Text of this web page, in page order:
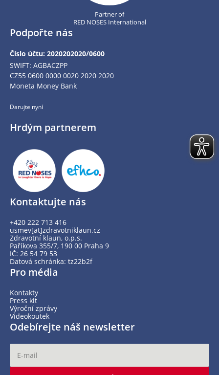
Partner of
RED NOSES International
Podpořte nás
Číslo účtu: 2020202020/0600
SWIFT: AGBACZPP
CZ55 0600 0000 0020 2020 2020
Moneta Money Bank
Darujte nyní
Hrdým partnerem
Kontaktujte nás
+420 222 713 416
usmev[at]zdravotniklaun.cz
Zdravotní klaun, o.p.s.
Paříkova 355/7, 190 00 Praha 9
IČ: 26 54 79 53
Datová schránka: tz22b2f
Pro média
Kontakty
Press kit
Výroční zprávy
Videokoutek
Odebírejte náš newsletter